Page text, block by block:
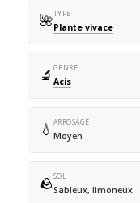
🌺TYPE
Plante vivace
🔬 GENRE
Acis
💧 ARROSAGE
Moyen
🪨SOL
Sableux, limoneux